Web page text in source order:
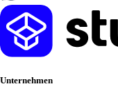
Unternehmen